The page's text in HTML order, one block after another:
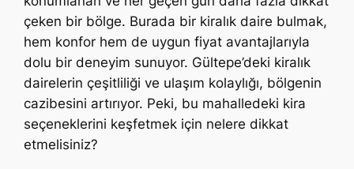
çeken bir bölge. Burada bir kiralık daire bulmak,
hem konfor hem de uygun fiyat avantajlarıyla
dolu bir deneyim sunuyor. Gültepe’deki kiralık
dairelerin çeşitliliği ve ulaşım kolaylığı, bölgenin
cazibesini artırıyor. Peki, bu mahalledeki kira
seçeneklerini keşfetmek için nelere dikkat
etmelisiniz?